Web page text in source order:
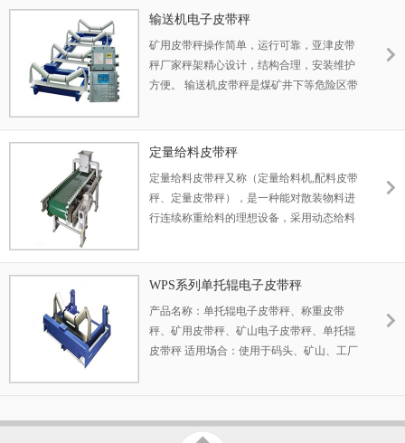
口。
诊断、校秤等功能。
输送机电子皮带秤
矿用皮带秤操作简单，运行可靠，亚津皮带
秤厂家秤架精心设计，结构合理，安装维护
方便。 输送机皮带秤是煤矿井下等危险区带
定量给料皮带秤
定量给料皮带秤又称（定量给料机,配料皮带
秤、定量皮带秤），是一种能对散装物料进
行连续称重给料的理想设备，采用动态给料
具有运行稳定、可靠性高的优点，计量精度
供电子皮带秤报价信息
WPS系列单托辊电子皮带秤
产品名称：单托辊电子皮带秤、称重皮带
秤、矿用皮带秤、矿山电子皮带秤、单托辊
皮带秤 适用场合：使用于码头、矿山、工厂
有支点,因而避免了支点误差且受物料位置的